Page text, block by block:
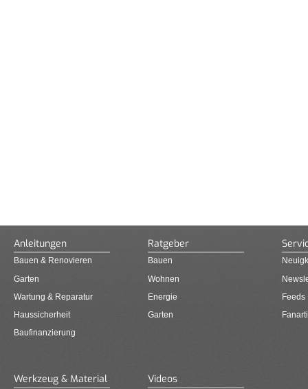
Anleitungen
Bauen & Renovieren
Garten
Wartung & Reparatur
Haussicherheit
Baufinanzierung
Ratgeber
Bauen
Wohnen
Energie
Garten
Feeds
Werkzeug & Material Videos